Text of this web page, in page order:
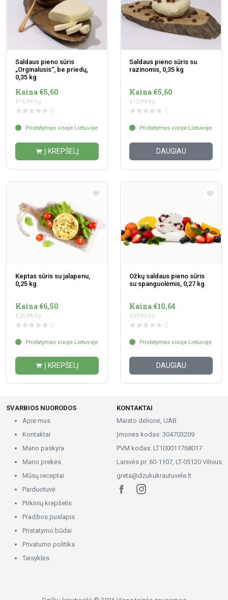
Saldaus pieno sūris
„Orginalusis“, be priedų,
0,35 kg
Kaina €5,60
€15,99/kg
0
Pristatymas visoje Lietuvoje
Į KREPŠELĮ
Saldaus pieno sūris su
razinomis, 0,35 kg
Kaina €5,60
€15,99/kg
0
Pristatymas visoje Lietuvoje
DAUGIAU
Keptas sūris su jalapenu,
0,25 kg
Kaina €6,50
€25,99/kg
0
Pristatymas visoje Lietuvoje
Į KREPŠELĮ
Ožkų saldaus pieno sūris
su spanguolėmis, 0,27 kg
Kaina €10,64
€39,40/kg
0
Pristatymas visoje Lietuvoje
DAUGIAU
SVARBIOS NUORODOS
Apie mus
Kontaktai
Mano paskyra
Mano prekės
Mūsų receptai
Parduotuvė
Pirkinių krepšelis
Pradžios puslapis
Pristatymo būdai
Privatumo politika
Taisyklės
KONTAKTAI
Maisto dėlionė, UAB
Įmonės kodas: 304703209
PVM kodas: LT100011768017
Laisvės pr. 60-1107, LT-05120 Vilnius
greta@dzukukrautuvele.lt